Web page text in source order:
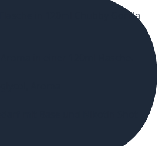
in 120ml Chubby Gorilla
mit Base und Nikotin Shot